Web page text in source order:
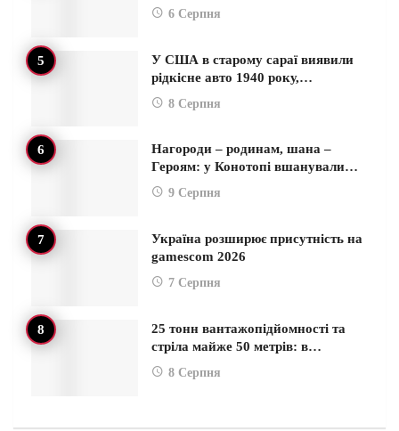
6 Серпня
У США в старому сараї виявили
рідкісне авто 1940 року,…
8 Серпня
Нагороди – родинам, шана –
Героям: у Конотопі вшанували…
9 Серпня
Україна розширює присутність на
gamescom 2026
7 Серпня
25 тонн вантажопідйомності та
стріла майже 50 метрів: в…
8 Серпня